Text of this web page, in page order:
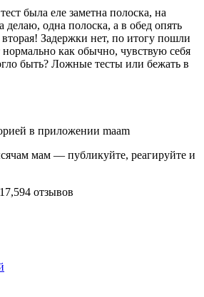
была еле заметна полоска, на
одна полоска, а в обед опять
вторая! Задержки нет, по итогу пошли
как обычно, чувствую себя
быть? Ложные тесты или бежать в
в приложении maam
мам — публикуйте, реагируйте и
отзывов